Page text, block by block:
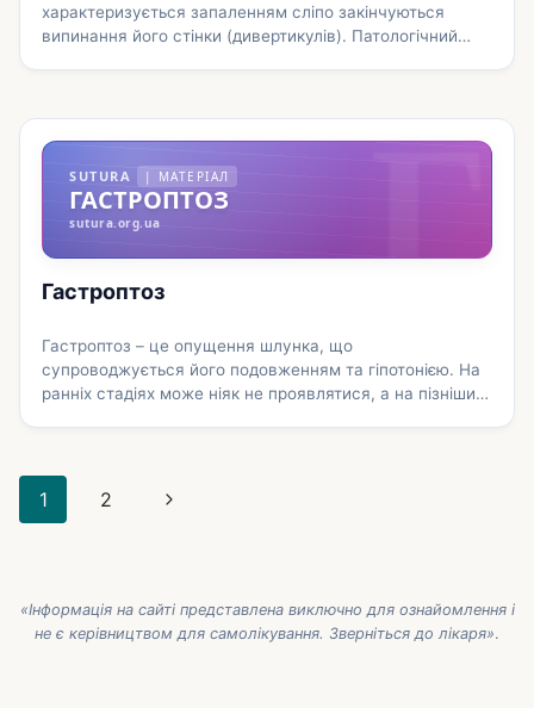
характеризується запаленням сліпо закінчуються
випинання його стінки (дивертикулів). Патологічний
блюванням. Для діагностики дивертикуліту
застосовуються ендоскопія товстого кишечника,
іригоскопія, УЗД органів черевної порожнини,
лапароскопія та лабораторні методи дослідження. …
Докладніше
Г
SUTURA | МАТЕРІАЛ
ГАСТРОПТОЗ
sutura.org.ua
Гастроптоз
Гастроптоз – це опущення шлунка, що
супроводжується його подовженням та гіпотонією. На
ранніх стадіях може ніяк не проявлятися, а на пізніших
супроводжується опущенням інших внутрішніх органів,
тоді приєднується симптоматика. Основний метод
Навігація
за
1 2
Наступна
«Інформація на сайті представлена виключно для ознайомлення і
не є керівництвом для самолікування. Зверніться до лікаря».